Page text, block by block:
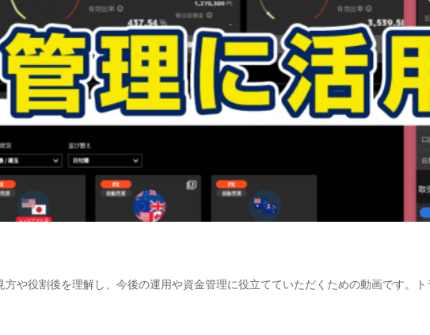
や役割後を理解し、今後の運用や資金管理に役立てていただくための動画です。